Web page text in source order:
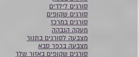
סורגים לילדים
סורגים שקופים
סורגים במרכז
מעקה הגבהה
מצבעה לסורגים בתנור
מצבעה בכפר סבא
סורגים שקופים באזור שלך